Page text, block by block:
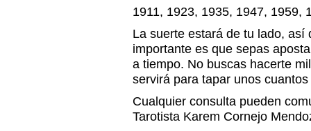
1911, 1923, 1935, 1947, 1959,
La suerte estará de tu lado,
importante es que sepas
a tiempo. No buscas hacerte
servirá para tapar unos
Cualquier consulta pueden
Tarotista Karem Cornejo